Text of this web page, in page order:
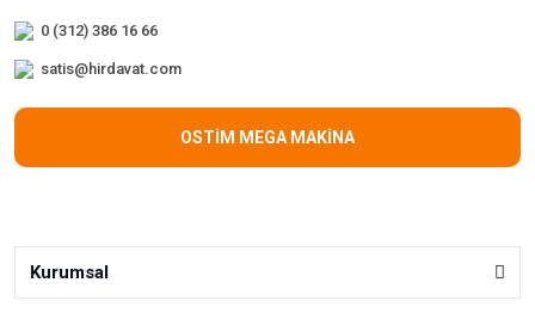
0 (312) 386 16 66
satis@hirdavat.com
OSTİM MEGA MAKİNA
Kurumsal